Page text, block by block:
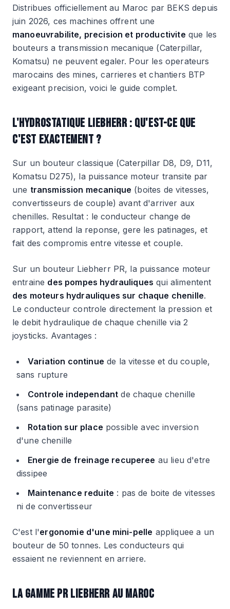
Distribues officiellement au Maroc par BEKS depuis
juin 2026, ces machines offrent une
manoeuvrabilite, precision et productivite que les
bouteurs a transmission mecanique (Caterpillar,
Komatsu) ne peuvent egaler. Pour les operateurs
marocains des mines, carrieres et chantiers BTP
exigeant precision, voici le guide complet.
L'HYDROSTATIQUE LIEBHERR : QU'EST-CE QUE
C'EST EXACTEMENT ?
Sur un bouteur classique (Caterpillar D8, D9, D11,
Komatsu D275), la puissance moteur transite par
une transmission mecanique (boites de vitesses,
convertisseurs de couple) avant d'arriver aux
chenilles. Resultat : le conducteur change de
rapport, attend la reponse, gere les patinages, et
fait des compromis entre vitesse et couple.
Sur un bouteur Liebherr PR, la puissance moteur
entraine des pompes hydrauliques qui alimentent
des moteurs hydrauliques sur chaque chenille.
Le conducteur controle directement la pression et
le debit hydraulique de chaque chenille via 2
joysticks. Avantages :
Variation continue de la vitesse et du couple,
sans rupture
Controle independant de chaque chenille
(sans patinage parasite)
Rotation sur place possible avec inversion
d'une chenille
Energie de freinage recuperee au lieu d'etre
dissipee
Maintenance reduite : pas de boite de vitesses
ni de convertisseur
C'est l'ergonomie d'une mini-pelle appliquee a un
bouteur de 50 tonnes. Les conducteurs qui
essaient ne reviennent en arriere.
LA GAMME PR LIEBHERR AU MAROC